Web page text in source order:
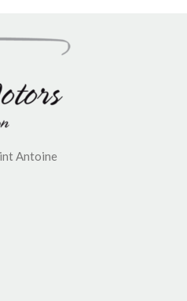
Antoine